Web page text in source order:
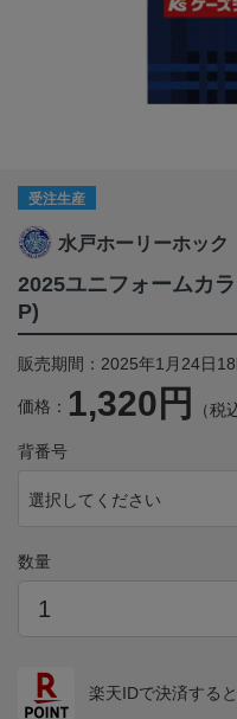
受注生産
水戸ホーリーホック
2025ユニフォームカ
P)
販売期間：2025年1月24日
価格： 1,320円 （税
背番号
選択してください
数量
楽天IDで決済すると